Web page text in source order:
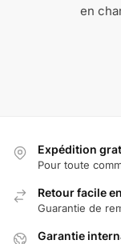
en
Expédition
Pour toute
Retour facile
Guarantie de
Garantie